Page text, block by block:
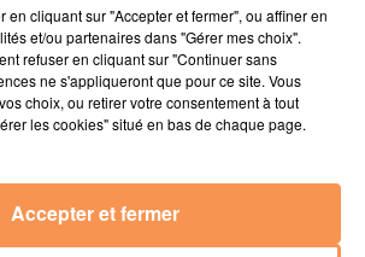
22h21
22h21 22h19
22h19
en cliquant sur "Accepter et fermer", ou affiner en
et/ou partenaires dans "Gérer mes choix".
refuser en cliquant sur "Continuer sans
ne s'appliqueront que pour ce site. Vous
choix, ou retirer votre consentement à tout
les cookies" situé en bas de chaque page.
Accepter et fermer